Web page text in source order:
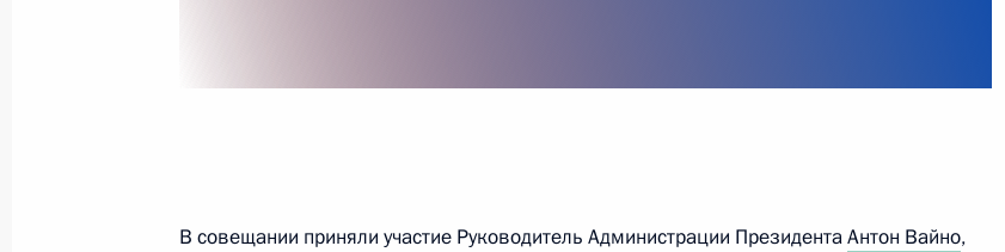
В совещании приняли участие Руководитель Администрации ПрезидентаАнтон Вайно,